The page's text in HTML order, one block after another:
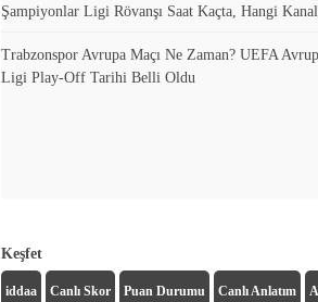
Şampiyonlar Ligi Rövanşı Saat Kaçta, Hangi
Trabzonspor Avrupa Maçı Ne Zaman? UEFA
Ligi Play-Off Tarihi Belli Oldu
Keşfet
iddaa Canlı Skor Puan Durumu Canlı Anlatım